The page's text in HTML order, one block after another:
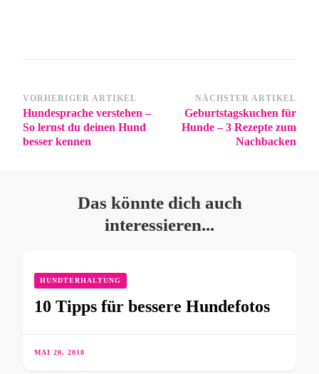
VORHERIGER ARTIKEL
Hundesprache verstehen –
So lernst du deinen Hund
besser kennen
NÄCHSTER ARTIKEL
Geburtstagskuchen für
Hunde – 3 Rezepte zum
Nachbacken
Das könnte dich auch
interessieren...
HUNDTERHALTUNG
10 Tipps für bessere Hundefotos
MAI 20, 2018